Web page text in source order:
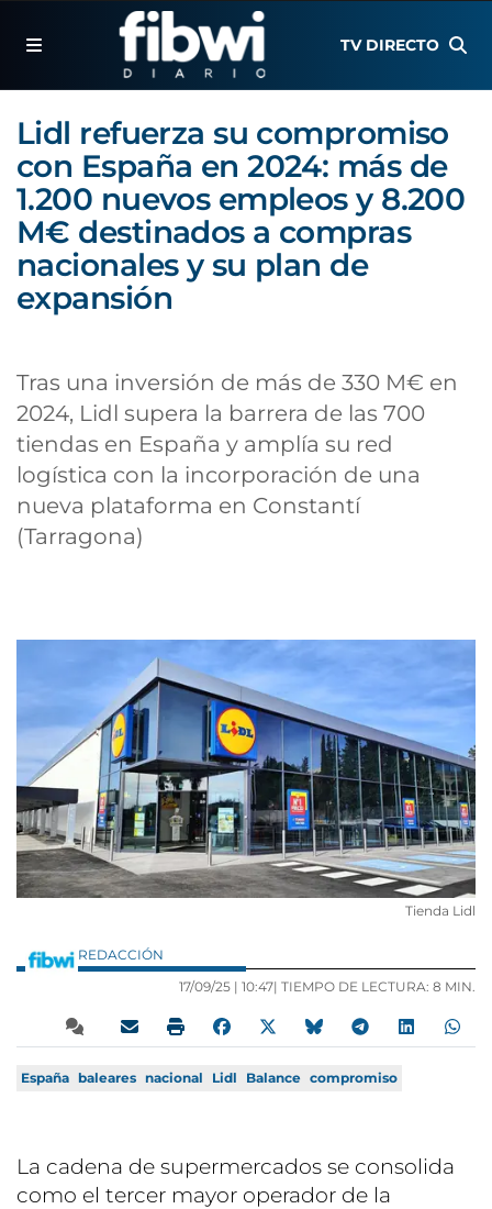
TV DIRECTO
Lidl refuerza su compromiso
con España en 2024: más de
1.200 nuevos empleos y 8.200
M€ destinados a compras
nacionales y su plan de
expansión
Tras una inversión de más de 330 M€ en
2024, Lidl supera la barrera de las 700
tiendas en España y amplía su red
logística con la incorporación de una
nueva plataforma en Constantí
(Tarragona)
Tienda Lidl
REDACCIÓN
17/09/25 | 10:47| TIEMPO DE LECTURA: 8 MIN.
España baleares nacional Lidl Balance compromiso
La cadena de supermercados se consolida
como el tercer mayor operador de la